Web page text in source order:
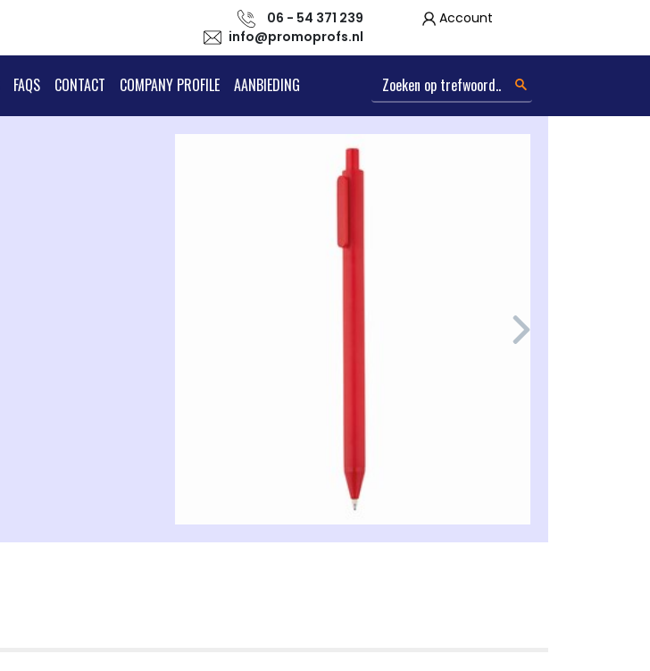
06 - 54 371 239
info@promoprofs.nl
Account
FAQS CONTACT COMPANY PROFILE AANBIEDING
Next